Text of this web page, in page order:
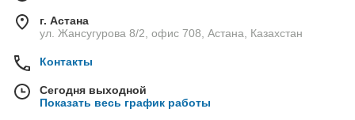
г. Астана
ул. Жансугурова 8/2, офис 708, Астана, Казахстан
Контакты
Сегодня выходной
Показать весь график работы